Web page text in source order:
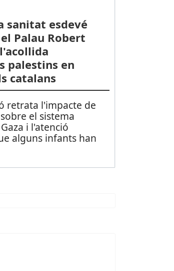
sanitat esdevé
Palau Robert
palestins en
catalans
retrata l'impacte de
el sistema
i l'atenció
alguns infants han